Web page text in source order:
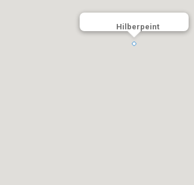
Hilberpeint